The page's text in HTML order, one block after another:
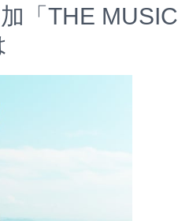
「THE MUSIC